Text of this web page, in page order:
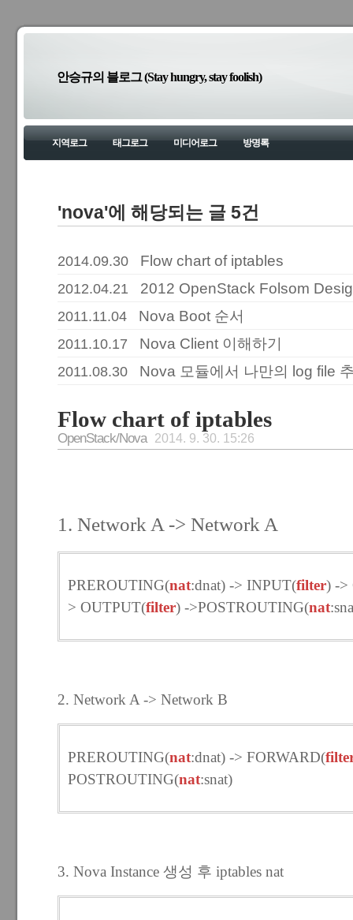
안승규의 블로그 (Stay hungry, stay foolish)
지역로그 태그로그 미디어로그 방명록
'nova'에 해당되는 글 5건
2014.09.30 Flow chart of iptables
2012.04.21 2012 OpenStack Folsom
2011.11.04 Nova Boot 순서
2011.10.17 Nova Client 이해하기
2011.08.30 Nova 모듈에서 나만의 log file
Flow chart of iptables
OpenStack/Nova 2014. 9. 30. 15:26
1. Network A -> Network A
PREROUTING(nat:dnat) -> INPUT(filter) ->
> OUTPUT(filter) ->POSTROUTING(nat
2. Network A -> Network B
PREROUTING(nat:dnat) -> FORWARD(
POSTROUTING(nat:snat)
3. Nova Instance 생성 후 iptables nat